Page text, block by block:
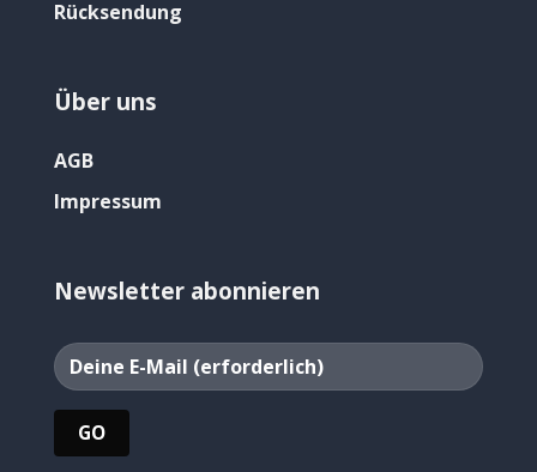
Rücksendung
Über uns
AGB
Impressum
Newsletter abonnieren